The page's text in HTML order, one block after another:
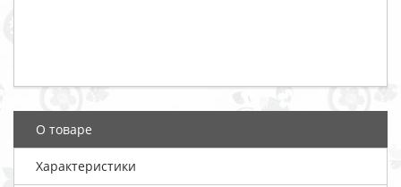
О товаре
Характеристики